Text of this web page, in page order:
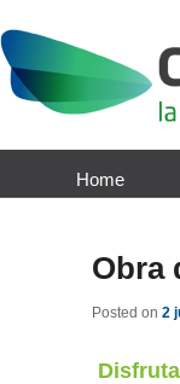
Home
Obra
Posted on 2